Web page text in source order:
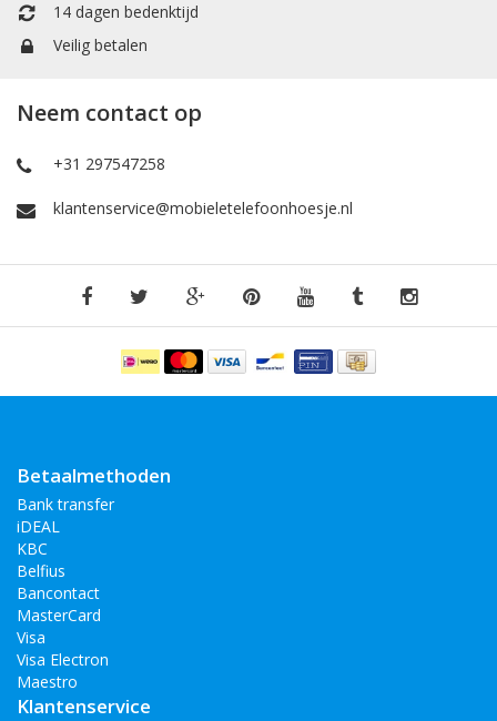
14 dagen bedenktijd
Veilig betalen
Neem contact op
+31 297547258
klantenservice@mobieletelefoonhoesje.nl
Betaalmethoden
Bank transfer
iDEAL
KBC
Belfius
Bancontact
MasterCard
Visa
Visa Electron
Maestro
Klantenservice